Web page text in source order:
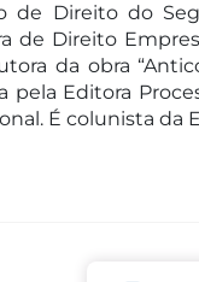
de Direito do
de Direito
da obra
pela Editora
É colunista da